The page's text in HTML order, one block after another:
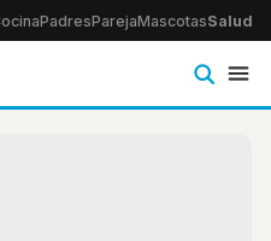
PadresParejaMascotasSalud